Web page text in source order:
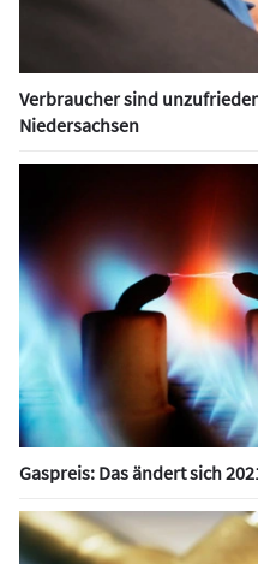
Verbraucher sind
Niedersachsen
Gaspreis: Das ändert sich